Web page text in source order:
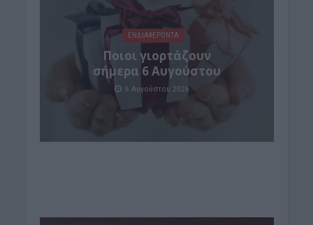
ΕΝΔΙΑΦΕΡΟΝΤΑ
Ποιοι γιορτάζουν
σήμερα 6 Αυγούστου
6 Αυγούστου 2026